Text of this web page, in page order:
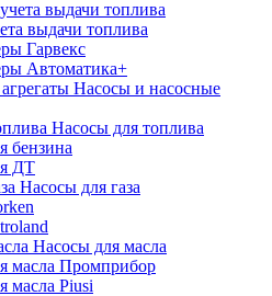
выдачи топлива
Гарвекс
Автоматика+
Насосы и насосные
Насосы для топлива
бензина
ДТ
Насосы для газа
Насосы для масла
масла Промприбор
масла Piusi